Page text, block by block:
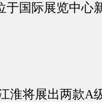
于国际展览中心
将展出两款A